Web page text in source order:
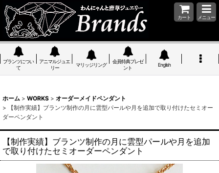
カート メニュー
ブランツについ
て
アニマルジュエ
リー
マリッジリング
会員特典プレゼ
ント
English
ホーム > WORKS > オーダーメイドペンダント
>
【制作実績】ブランツ制作の月に雲型パールや月を追加で取り付けたセミオー
ダーペンダント
【制作実績】ブランツ制作の月に雲型パールや月を追加
で取り付けたセミオーダーペンダント